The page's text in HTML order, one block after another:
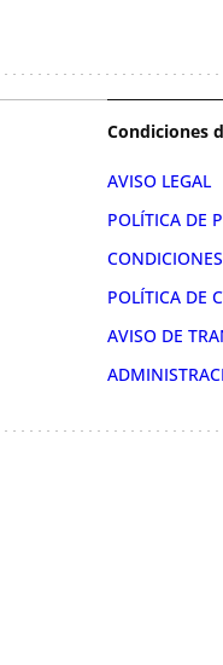
Condiciones
AVISO LEGAL
POLÍTICA DE
POLÍTICA DE
AVISO DE